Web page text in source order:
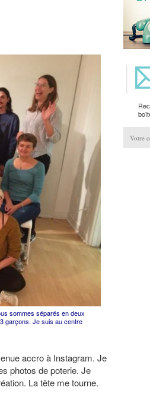
sommes séparés en deux
garçons. Je suis au centre
accro à Instagram. Je
photos de poterie. Je
La tête me tourne.